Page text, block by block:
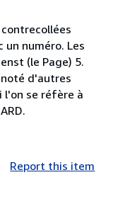
contrecollées
numéro. Les
(le Page) 5.
d'autres
l'on se réfère à
Report this item